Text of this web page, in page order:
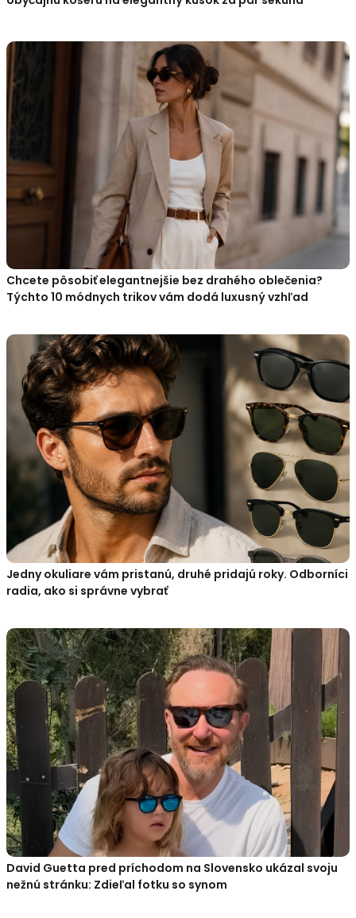
Chcete pôsobiť elegantnejšie bez drahého oblečenia?
Týchto 10 módnych trikov vám dodá luxusný vzhľad
Jedny okuliare vám pristanú, druhé pridajú roky. Odborníci
radia, ako si správne vybrať
David Guetta pred príchodom na Slovensko ukázal svoju
nežnú stránku: Zdieľal fotku so synom